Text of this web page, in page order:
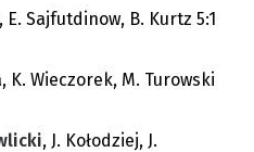
Sajfutdinow, B. Kurtz 5:1
K. Wieczorek, M. Turowski
, J. Kołodziej, J.